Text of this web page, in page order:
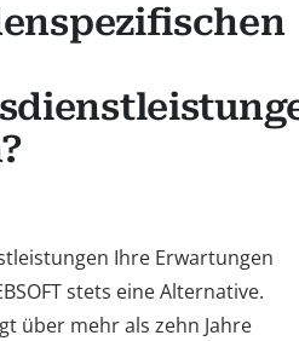
Ihre Erwartungen
stets eine Alternative.
über mehr als zehn Jahre